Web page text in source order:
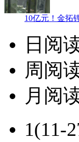
10亿元！金拓
日阅
周阅
月阅
1(11-